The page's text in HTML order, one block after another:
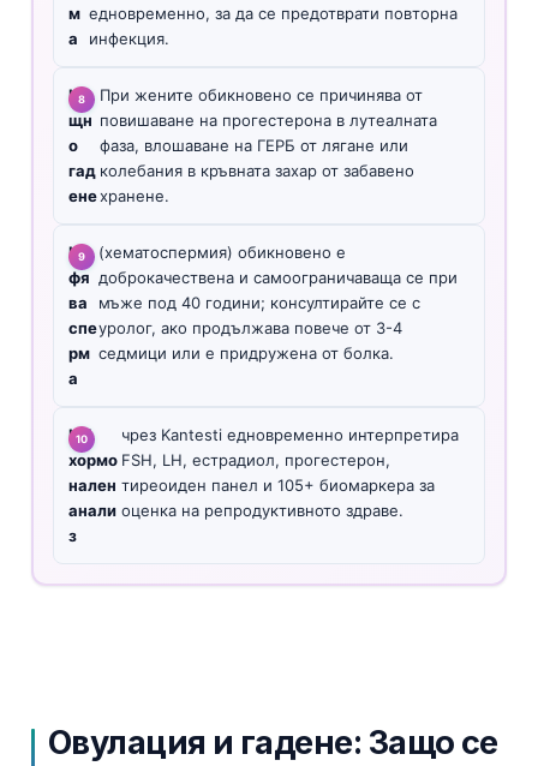
м
а
едновременно, за да се предотврати повторна
инфекция.
Но
щн
о
гад
ене
При жените обикновено се причинява от
повишаване на прогестерона в лутеалната
фаза, влошаване на ГЕРБ от лягане или
колебания в кръвната захар от забавено
хранене.
Ка
фя
ва
спе
рм
а
(хематоспермия) обикновено е
доброкачествена и самоограничаваща се при
мъже под 40 години; консултирайте се с
уролог, ако продължава повече от 3-4
седмици или е придружена от болка.
ИИ
хормо
нален
анали
з
чрез Kantesti едновременно интерпретира
FSH, LH, естрадиол, прогестерон,
тиреоиден панел и 105+ биомаркера за
оценка на репродуктивното здраве.
Овулация и гадене: Защо се